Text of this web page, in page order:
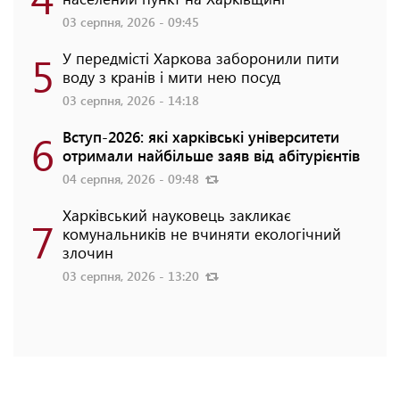
03 серпня, 2026 - 09:45
5 У передмісті Харкова заборонили пити
воду з кранів і мити нею посуд
03 серпня, 2026 - 14:18
6 Вступ-2026: які харківські університети
отримали найбільше заяв від абітурієнтів
04 серпня, 2026 - 09:48
7 Харківський науковець закликає
комунальників не вчиняти екологічний
злочин
03 серпня, 2026 - 13:20